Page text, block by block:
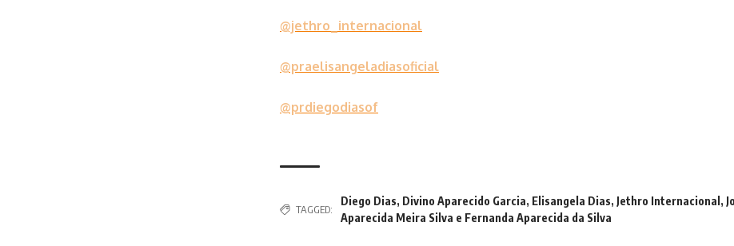
@jethro_internacional
@praelisangeladiasoficial
@prdiegodiasof
TAGGED:
Diego Dias, Divino Aparecido Garcia, Elisangela Dias, Jethro Internacional ,
Aparecida Meira Silva e Fernanda Aparecida da Silva